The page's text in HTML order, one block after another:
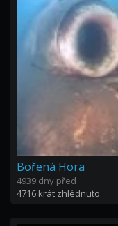
Bořená Hora
4939 dny před
4716 krát zhlédnuto